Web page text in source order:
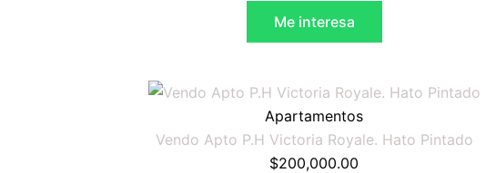
Me interesa
Apartamentos
Vendo Apto P.H Victoria Royale. Hato Pintado
$200,000.00